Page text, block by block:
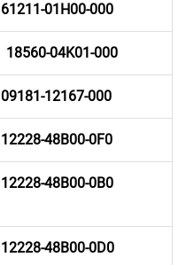
61211-01H00-000
18560-04K01-000
09181-12167-000
12228-48B00-0F0
12228-48B00-0B0
12228-48B00-0D0